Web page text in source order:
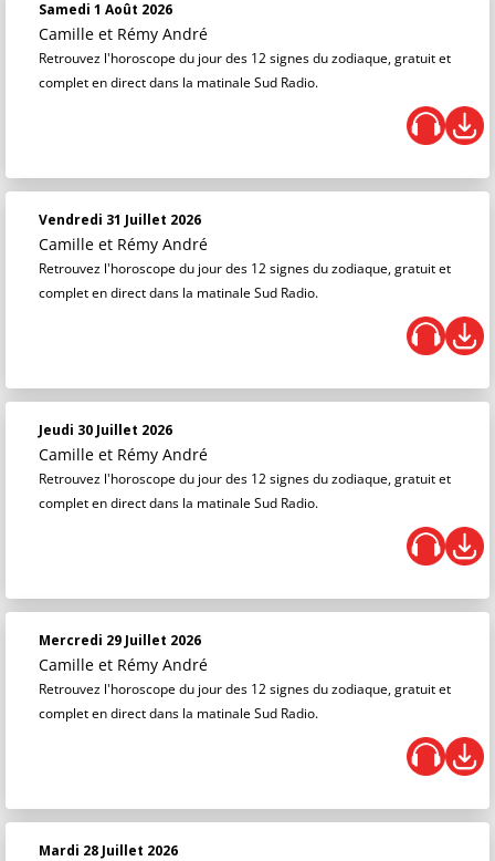
Samedi 1 Août 2026
Camille et Rémy André
Retrouvez l'horoscope du jour des 12 signes du zodiaque, gratuit et
complet en direct dans la matinale Sud Radio.
Vendredi 31 Juillet 2026
Camille et Rémy André
Retrouvez l'horoscope du jour des 12 signes du zodiaque, gratuit et
complet en direct dans la matinale Sud Radio.
Jeudi 30 Juillet 2026
Camille et Rémy André
Retrouvez l'horoscope du jour des 12 signes du zodiaque, gratuit et
complet en direct dans la matinale Sud Radio.
Mercredi 29 Juillet 2026
Camille et Rémy André
Retrouvez l'horoscope du jour des 12 signes du zodiaque, gratuit et
complet en direct dans la matinale Sud Radio.
Mardi 28 Juillet 2026